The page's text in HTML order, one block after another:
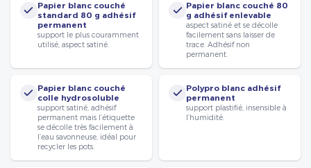
Papier blanc couché
standard 80 g adhésif
permanent
support le plus couramment
utilisé, aspect satiné.
Papier blanc couché 80
g adhésif enlevable
aspect satiné et se décolle
facilement sans laisser de
trace. Adhésif non
permanent.
Papier blanc couché
colle hydrosoluble
support satiné, adhésif
permanent mais l’étiquette
se décolle très facilement à
l’eau savonneuse, idéal pour
recycler les pots.
Polypro blanc adhésif
permanent
support plastifié, insensible à
l’humidité.